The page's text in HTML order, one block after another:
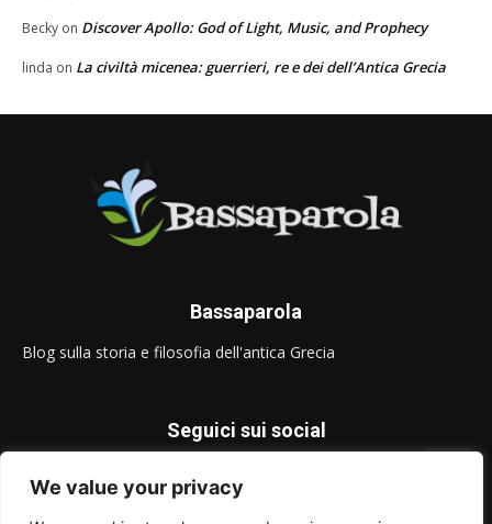
We value your privacy
Becky on Discover Apollo: God of Light, Music, and Prophecy
linda on La civiltà micenea: guerrieri, re e dei dell’Antica Grecia
Bassaparola
Blog sulla storia e filosofia dell'antica Grecia
Seguici sui social